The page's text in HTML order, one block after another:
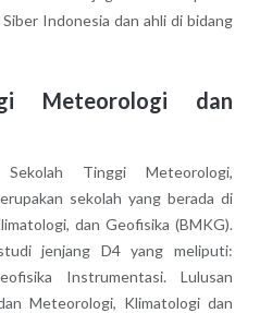
Indonesia dan ahli di bidang
Meteorologi dan
Tinggi Meteorologi,
sekolah yang berada di
dan Geofisika (BMKG).
jenjang D4 yang meliputi:
Instrumentasi. Lulusan
Meteorologi, Klimatologi dan